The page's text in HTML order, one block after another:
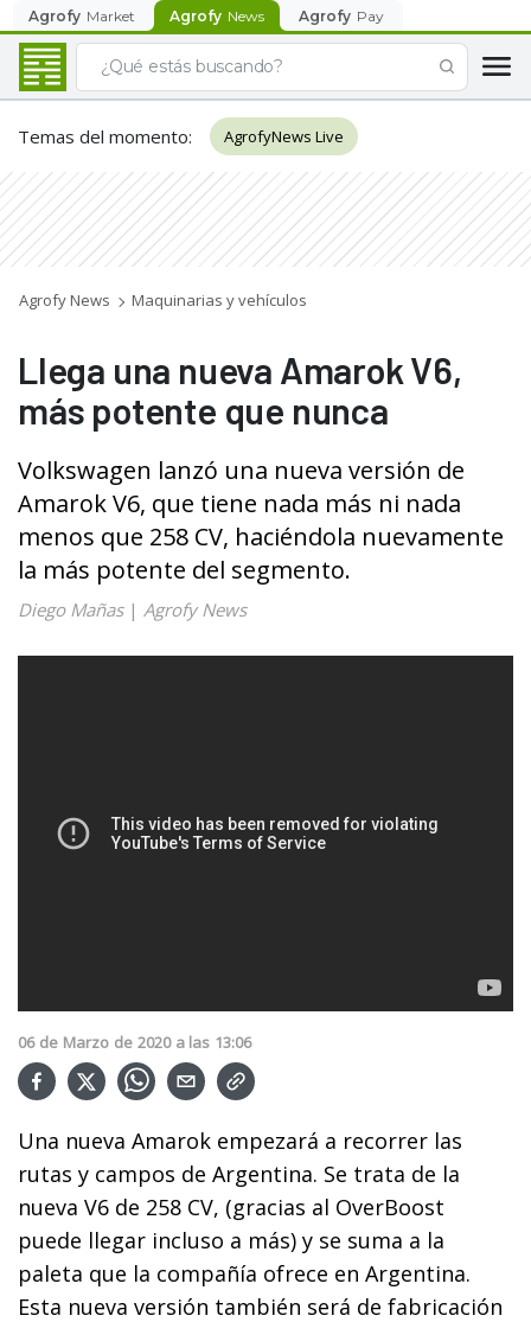
Agrofy Market Agrofy News Agrofy Pay
Temas del momento: AgrofyNews Live
Agrofy News Maquinarias y vehículos
Llega una nueva Amarok V6,
más potente que nunca
Volkswagen lanzó una nueva versión de
Amarok V6, que tiene nada más ni nada
menos que 258 CV, haciéndola nuevamente
la más potente del segmento.
Diego Mañas| Agrofy News
06 de Marzo de 2020 a las 13:06
Una nueva Amarok empezará a recorrer las
rutas y campos de Argentina. Se trata de la
nueva V6 de 258 CV, (gracias al OverBoost
puede llegar incluso a más) y se suma a la
paleta que la compañía ofrece en Argentina.
Esta nueva versión también será de fabricación